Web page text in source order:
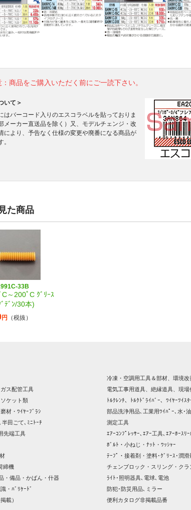
：商品をご購入いただく前にご一読下さい。
いて＞
はバーコード入りのエスコラベルを貼っておりま
メーカー直送品を除く）又、モデルチェンジ・改
により、予告なく仕様の変更や廃番になる商品が
。
た商品
33B
～200ﾟC ｸﾞﾘｰｽ
ﾃﾞﾝ/30本)
円 （税抜）
冷凍・空調用工具＆部材、環境改
ス配管工具
電気工事用道具、絶縁道具、現場
ケット類
ﾄﾙｸﾚﾝﾁ、ﾄﾙｸﾄﾞﾗｲﾊﾞｰ、ﾜｲﾔｰﾂｲｽﾀ
材・ﾜｲﾔｰﾌﾞﾗｼ
部品洗浄用品､工業用ﾜｲﾊﾟｰ､水･
半田ごて､ﾐﾆﾄｰﾁ
測定工具
先端工具
ｴｱｰｺﾝﾌﾟﾚｯｻｰ､ｴｱｰ工具､ｴｱｰﾎｰｽﾘ
ﾎﾞﾙﾄ・小ねじ・ﾅｯﾄ・ﾜｯｼｬｰ
ﾃｰﾌﾟ・接着剤・塗料･ｸﾞﾘｰｽ･潤滑
締機
チェンブロック・スリング・クラ
・備品・かばん・什器
ﾗｲﾄ･照明器具､電球､電池
・ﾊﾞﾘｹｰﾄﾞ
防犯･防災用品､ミラー
載）
便利カタログ非掲載品番